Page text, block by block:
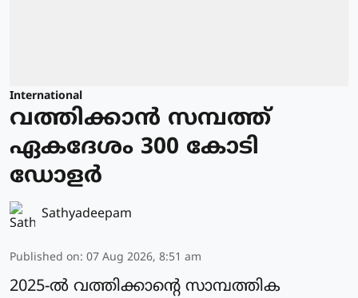
International
വത്തിക്കാന്‍ സമ്പത്ത്
ഏകദേശം 300 കോടി
ഡോളര്‍
Sathyadeepam
Published on: 07 Aug 2026, 8:51 am
2025-ല്‍ വത്തിക്കാന്റെ സാമ്പത്തിക